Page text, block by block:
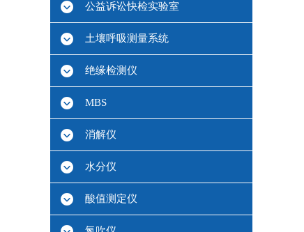
公益诉讼快检实验室
土壤呼吸测量系统
绝缘检测仪
MBS
消解仪
水分仪
酸值测定仪